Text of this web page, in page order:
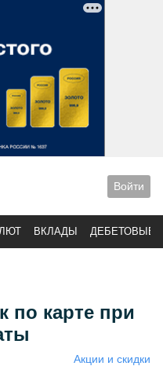
Войти
ВКЛАДЫ ДЕБЕТОВЫЕ
по карте при
Акции и скидки